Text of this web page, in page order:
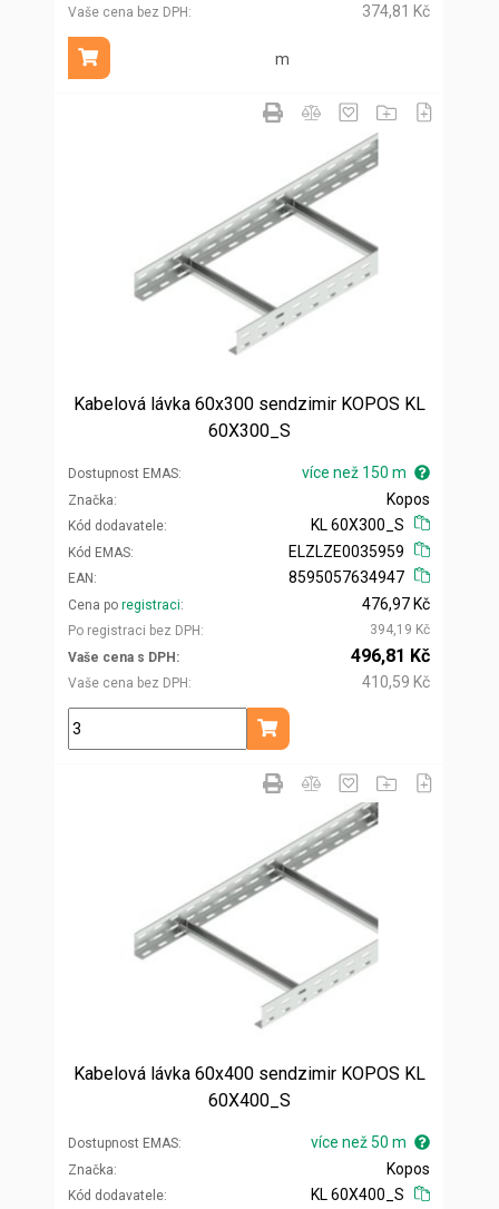
Vaše cena bez DPH
374,81 Kč
m
Přidat do košíku
Kabelová lávka 60x300 sendzimir KOPOS KL
60X300_S
Dostupnost EMAS více než 150 m
Značka
Kód dodavatele
Kopos
KL 60X300_S
Kód EMAS
EAN
ELZLZE0035959
8595057634947
Cena po registraci
Po registraci bez DPH
476,97 Kč
394,19 Kč
Vaše cena s DPH
Vaše cena bez DPH
496,81 Kč
410,59 Kč
m
Přidat do košíku
Kabelová lávka 60x400 sendzimir KOPOS KL
60X400_S
Dostupnost EMAS více než 50 m
Značka
Kód dodavatele
Kopos
KL 60X400_S